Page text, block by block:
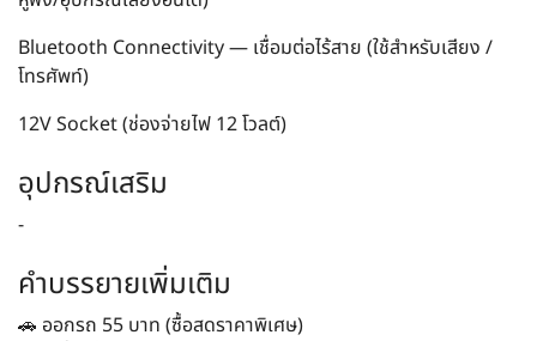
Bluetooth Connectivity — เชื่อมต่อไร้สาย (ใช้สำหรับเสียง /
โทรศัพท์)
12V Socket (ช่องจ่ายไฟ 12 โวลต์)
อุปกรณ์เสริม
-
คำบรรยายเพิ่มเติม
🚗 ออกรถ 55 บาท (ซื้อสดราคาพิเศษ)